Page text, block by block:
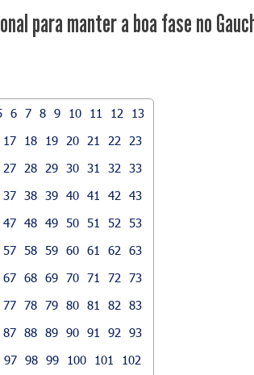
para manter a boa fase no
6 7 8 9 10 11 12
13
17 18 19 20 21 22
23
27 28 29 30 31 32
33
37 38 39 40 41 42
43
47 48 49 50 51 52
53
57 58 59 60 61 62
63
67 68 69 70 71 72
73
77 78 79 80 81 82
83
87 88 89 90 91 92
93
97 98 99 100 101
102